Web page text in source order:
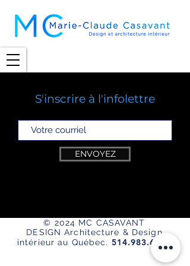
S'inscrire à l'infolettre
ENVOYEZ
© 2024 MC CASAVANT
DESIGNArchitecture & Design
intérieur au Québec. 514.983.6567